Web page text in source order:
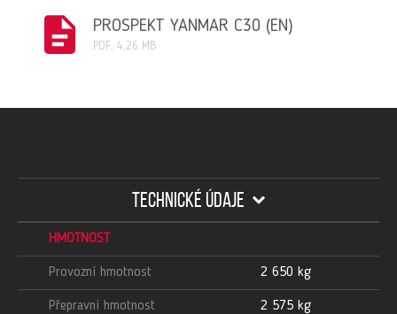
PROSPEKT YANMAR C30 (EN)
PDF, 4,26 MB
TECHNICKÉ ÚDAJE
HMOTNOST
Provozní hmotnost 2 650 kg
Přepravní hmotnost 2 575 kg